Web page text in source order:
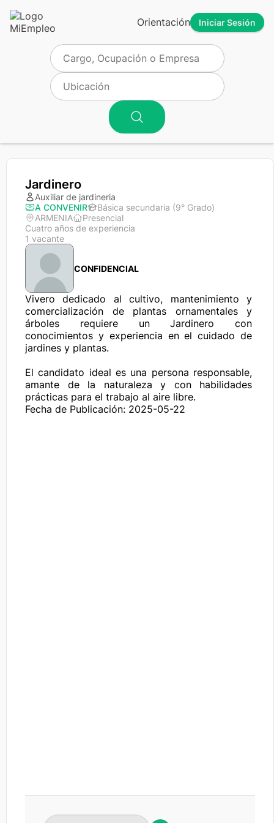
Orientación Iniciar Sesión
Jardinero
Auxiliar de jardineria
A CONVENIR
Básica secundaria (9° Grado)
ARMENIA
Presencial
Cuatro años de experiencia
1 vacante
CONFIDENCIAL
Vivero dedicado al cultivo, mantenimiento y
comercialización de plantas ornamentales y
árboles requiere un Jardinero con
conocimientos y experiencia en el cuidado de
jardines y plantas.
El candidato ideal es una persona responsable,
amante de la naturaleza y con habilidades
prácticas para el trabajo al aire libre.
Fecha de Publicación: 2025-05-22